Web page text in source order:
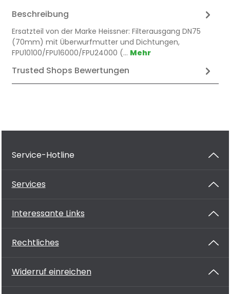
Beschreibung
Ersatzteil von der Marke Heissner: Filterausgang DN75
(70mm) mit Überwurfmutter und Dichtungen,
FPU10100/FPU16000/FPU24000 (… Mehr
Trusted Shops Bewertungen
Service-Hotline
Services
Interessante Links
Rechtliches
Widerruf einreichen